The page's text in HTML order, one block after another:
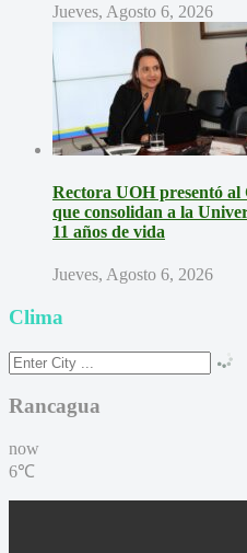
Jueves, Agosto 6, 2026
Rectora UOH presentó al
que consolidan a la
11 años de vida
Jueves, Agosto 6, 2026
Clima
Rancagua
now
6℃